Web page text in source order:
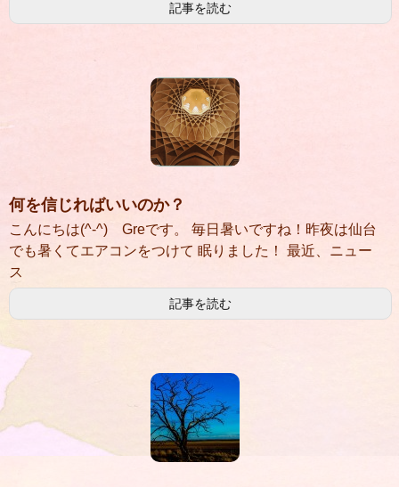
記事を読む
何を信じればいいのか？
こんにちは(^-^) Greです。 毎日暑いですね！昨夜は仙台
でも暑くてエアコンをつけて 眠りました！ 最近、ニュー
ス
記事を読む